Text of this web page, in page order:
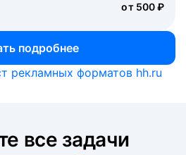
от 500 ₽
подробнее
рекламных форматов hh.ru